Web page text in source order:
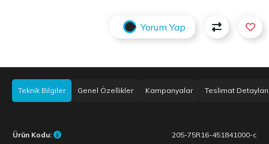
Yorum Yap
Teknik Bilgiler Genel Özellikler Kampanyalar Teslimat Detayları
Ürün Kodu:
205-75R16-451841000-c